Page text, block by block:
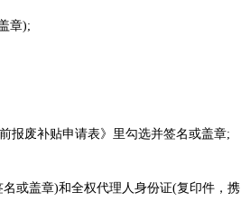
章);
废补贴申请表》里勾选并签名或盖章;
或盖章)和全权代理人身份证(复印件，携